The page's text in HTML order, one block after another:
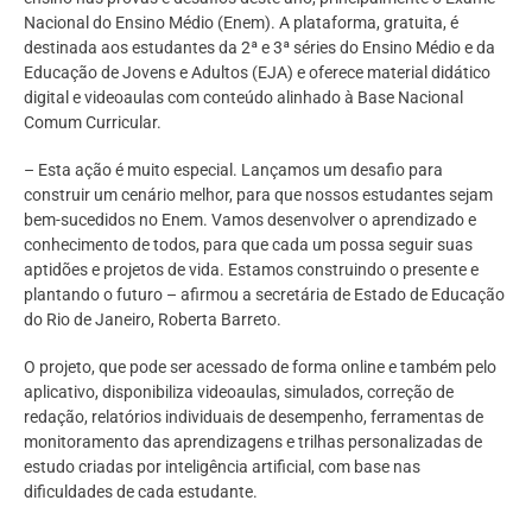
Nacional do Ensino Médio (Enem). A plataforma, gratuita, é
destinada aos estudantes da 2ª e 3ª séries do Ensino Médio e da
Educação de Jovens e Adultos (EJA) e oferece material didático
digital e videoaulas com conteúdo alinhado à Base Nacional
Comum Curricular.
– Esta ação é muito especial. Lançamos um desafio para
construir um cenário melhor, para que nossos estudantes sejam
bem-sucedidos no Enem. Vamos desenvolver o aprendizado e
conhecimento de todos, para que cada um possa seguir suas
aptidões e projetos de vida. Estamos construindo o presente e
plantando o futuro – afirmou a secretária de Estado de Educação
do Rio de Janeiro, Roberta Barreto.
O projeto, que pode ser acessado de forma online e também pelo
aplicativo, disponibiliza videoaulas, simulados, correção de
redação, relatórios individuais de desempenho, ferramentas de
monitoramento das aprendizagens e trilhas personalizadas de
estudo criadas por inteligência artificial, com base nas
dificuldades de cada estudante.